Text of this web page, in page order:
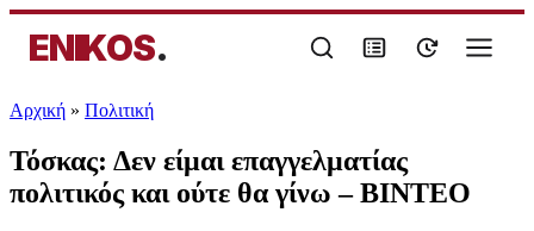
ENIKOS.
Αρχική » Πολιτική
Τόσκας: Δεν είμαι επαγγελματίας
πολιτικός και ούτε θα γίνω – ΒΙΝΤΕΟ